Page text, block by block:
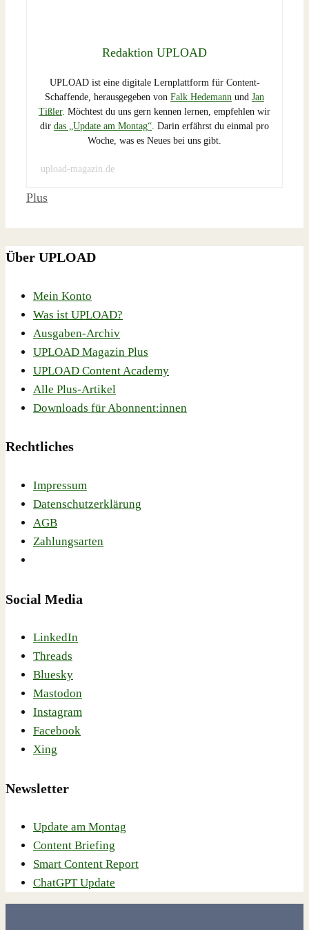
Redaktion UPLOAD
UPLOAD ist eine digitale Lernplattform für Content-
Schaffende, herausgegeben von Falk Hedemann und Jan
Tißler. Möchtest du uns gern kennen lernen, empfehlen wir
dir das „Update am Montag“ . Darin erfährst du einmal pro
Woche, was es Neues bei uns gibt.
upload-magazin.de
Schlagwörter
Plus
Über UPLOAD
Mein Konto
Was ist UPLOAD?
Ausgaben-Archiv
UPLOAD Magazin Plus
UPLOAD Content Academy
Alle Plus-Artikel
Downloads für Abonnent:innen
Rechtliches
Impressum
Datenschutzerklärung
AGB
Zahlungsarten
Social Media
LinkedIn
Threads
Bluesky
Mastodon
Instagram
Facebook
Xing
Newsletter
Update am Montag
Content Briefing
Smart Content Report
ChatGPT Update